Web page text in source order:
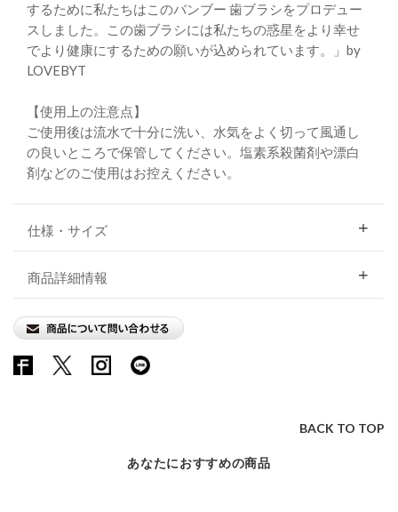
するために私たちはこのバンブー 歯ブラシをプロデュー
スしました。この歯ブラシには私たちの惑星をより幸せ
でより健康にするための願いが込められています。」by
LOVEBYT
【使用上の注意点】
ご使用後は流水で十分に洗い、水気をよく切って風通し
の良いところで保管してください。塩素系殺菌剤や漂白
剤などのご使用はお控えください。
仕様・サイズ
商品詳細情報
BACK TO TOP
あなたにおすすめの商品